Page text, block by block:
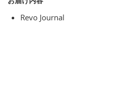
Revo Journal